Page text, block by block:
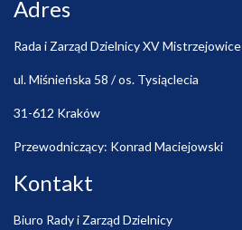
Adres
Rada i Zarząd Dzielnicy XV Mistrzejowice
ul. Miśnieńska 58 / os. Tysiąclecia
31-612 Kraków
Przewodniczący: Konrad Maciejowski
Kontakt
Biuro Rady i Zarząd Dzielnicy